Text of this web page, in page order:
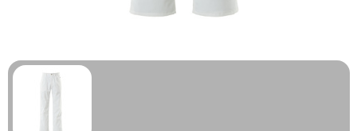
Tassen & Reizen
Gezondheid & Welzijn
Eten & Drinken